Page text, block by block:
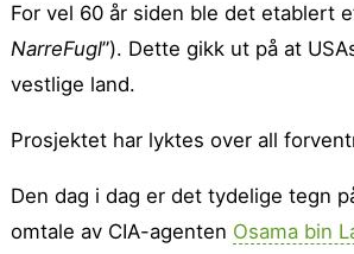
For vel 60 år siden ble det etablert
NarreFugl”). Dette gikk ut på at
vestlige land.
Prosjektet har lyktes over all
Den dag i dag er det tydelige tegn
omtale av CIA-agenten Osama bin